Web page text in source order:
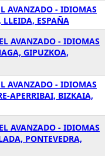
AVANZADO - IDIOMAS
LLEIDA, ESPAÑA
AVANZADO - IDIOMAS
GIPUZKOA,
AVANZADO - IDIOMAS
APERRIBAI, BIZKAIA,
AVANZADO - IDIOMAS
PONTEVEDRA,